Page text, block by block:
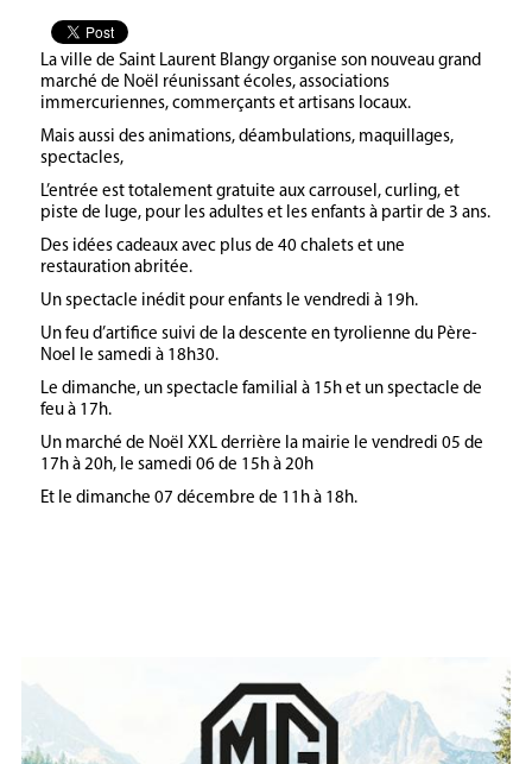
La ville de Saint Laurent Blangy organise son nouveau grand
marché de Noël réunissant écoles, associations
immercuriennes, commerçants et artisans locaux.
Mais aussi des animations, déambulations, maquillages,
spectacles,
L’entrée est totalement gratuite aux carrousel, curling, et
piste de luge, pour les adultes et les enfants à partir de 3 ans.
Des idées cadeaux avec plus de 40 chalets et une
restauration abritée.
Un spectacle inédit pour enfants le vendredi à 19h.
Un feu d’artifice suivi de la descente en tyrolienne du Père-
Noel le samedi à 18h30.
Le dimanche, un spectacle familial à 15h et un spectacle de
feu à 17h.
Un marché de Noël XXL derrière la mairie le vendredi 05 de
17h à 20h, le samedi 06 de 15h à 20h
Et le dimanche 07 décembre de 11h à 18h.